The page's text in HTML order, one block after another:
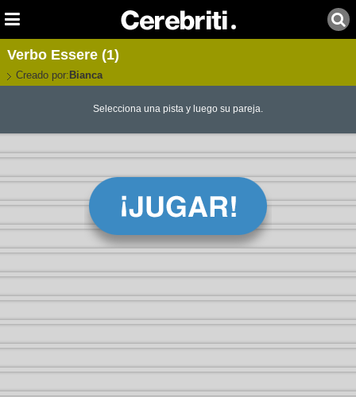
Verbo Essere (1)
Creado por: Bianca
Selecciona una pista y luego su pareja.